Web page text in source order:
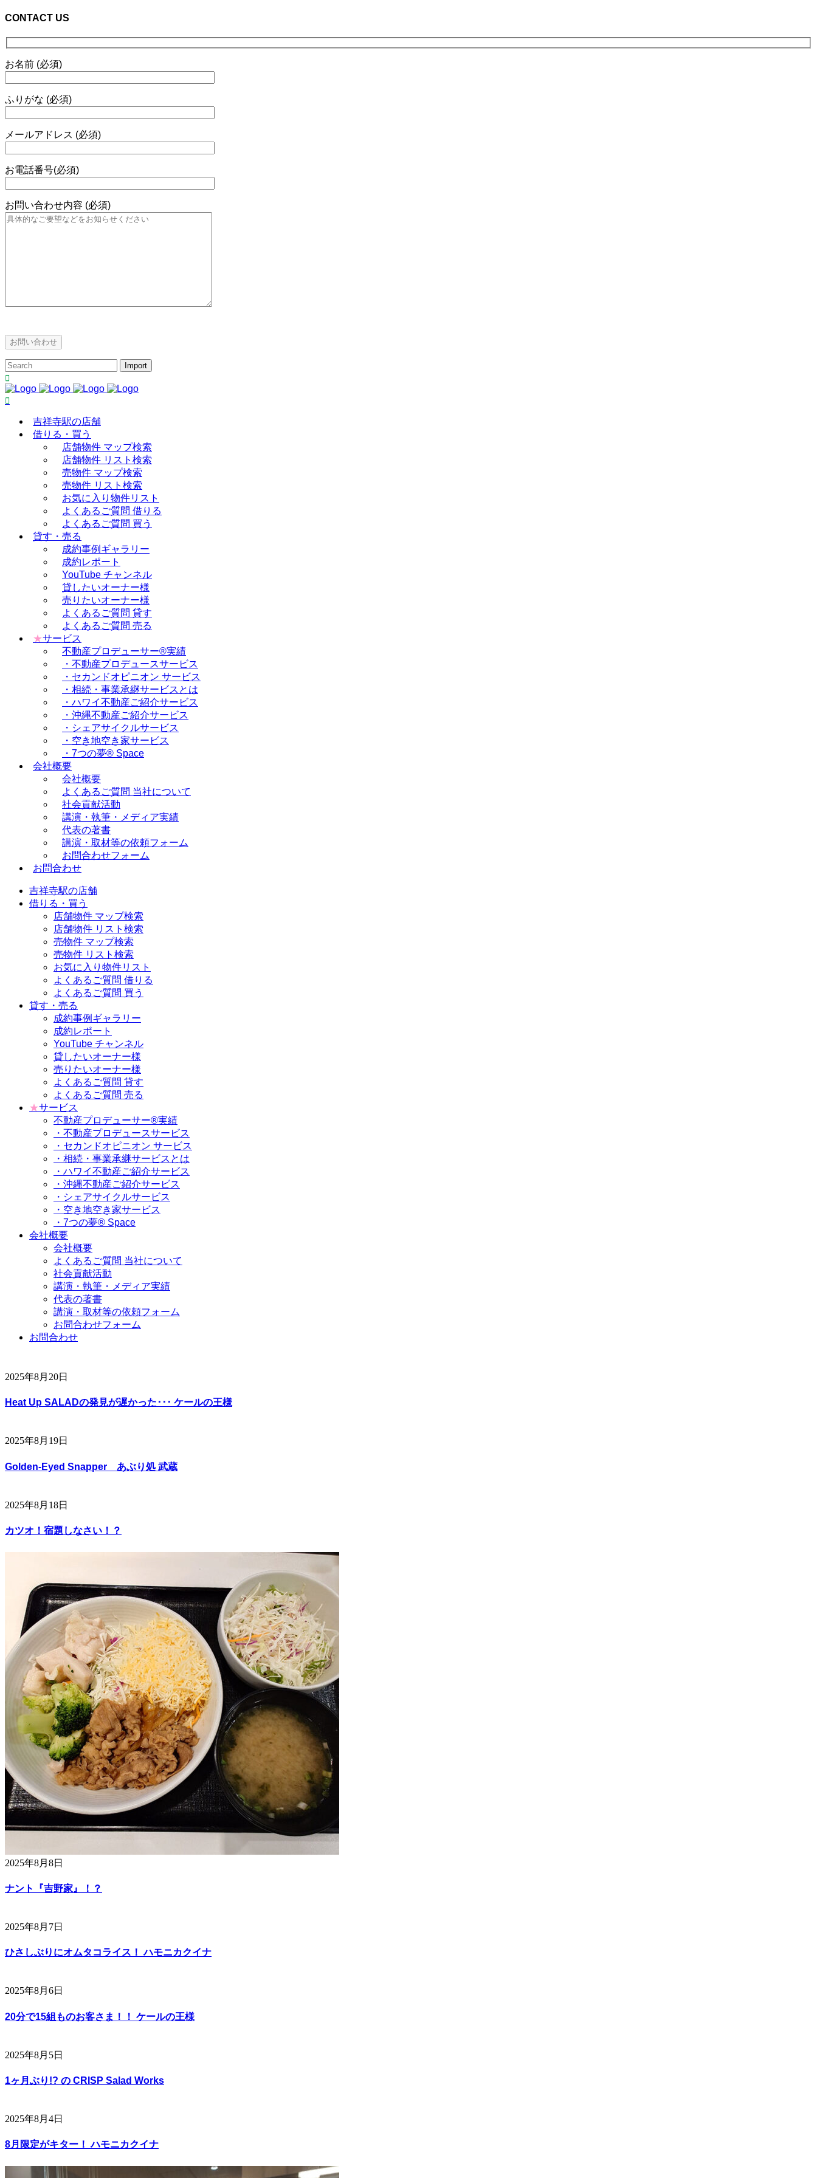
CONTACT US
お名前 (必須)
ふりがな (必須)
メールアドレス (必須)
お電話番号(必須)
お問い合わせ内容 (必須)
吉祥寺駅の店舗
借りる・買う
店舗物件 マップ検索
店舗物件 リスト検索
売物件 マップ検索
売物件 リスト検索
お気に入り物件リスト
よくあるご質問 借りる
よくあるご質問 買う
貸す・売る
成約事例ギャラリー
成約レポート
YouTube チャンネル
貸したいオーナー様
売りたいオーナー様
よくあるご質問 貸す
よくあるご質問 売る
★サービス
不動産プロデューサー®実績
・不動産プロデュースサービス
・セカンドオピニオン サービス
・相続・事業承継サービスとは
・ハワイ不動産ご紹介サービス
・沖縄不動産ご紹介サービス
・シェアサイクルサービス
・空き地空き家サービス
・7つの夢® Space
会社概要
会社概要
よくあるご質問 当社について
社会貢献活動
講演・執筆・メディア実績
代表の著書
講演・取材等の依頼フォーム
お問合わせフォーム
お問合わせ
吉祥寺駅の店舗
借りる・買う
店舗物件 マップ検索
店舗物件 リスト検索
売物件 マップ検索
売物件 リスト検索
お気に入り物件リスト
よくあるご質問 借りる
よくあるご質問 買う
貸す・売る
成約事例ギャラリー
成約レポート
YouTube チャンネル
貸したいオーナー様
売りたいオーナー様
よくあるご質問 貸す
よくあるご質問 売る
★サービス
不動産プロデューサー®実績
・不動産プロデュースサービス
・セカンドオピニオン サービス
・相続・事業承継サービスとは
・ハワイ不動産ご紹介サービス
・沖縄不動産ご紹介サービス
・シェアサイクルサービス
・空き地空き家サービス
・7つの夢® Space
会社概要
会社概要
よくあるご質問 当社について
社会貢献活動
講演・執筆・メディア実績
代表の著書
講演・取材等の依頼フォーム
お問合わせフォーム
お問合わせ
2025年8月20日
Heat Up SALADの発見が遅かった･･･ ケールの王様
2025年8月19日
Golden-Eyed Snapper あぶり処 武蔵
2025年8月18日
カツオ！宿題しなさい！？
2025年8月8日
ナント『吉野家』！？
2025年8月7日
ひさしぶりにオムタコライス！ ハモニカクイナ
2025年8月6日
20分で15組ものお客さま！！ ケールの王様
2025年8月5日
1ヶ月ぶり!? の CRISP Salad Works
2025年8月4日
8月限定がキター！ ハモニカクイナ